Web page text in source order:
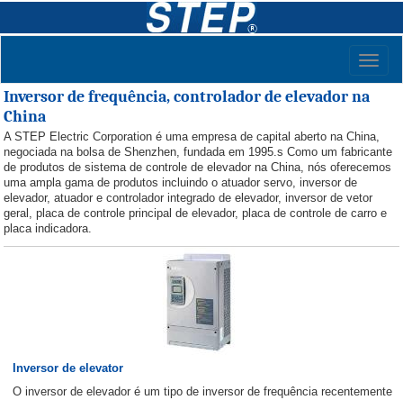
Inversor de frequência, controlador de elevador na
China
A STEP Electric Corporation é uma empresa de capital aberto na China,
negociada na bolsa de Shenzhen, fundada em 1995.s Como um fabricante
de produtos de sistema de controle de elevador na China, nós oferecemos
uma ampla gama de produtos incluindo o atuador servo, inversor de
elevador, atuador e controlador integrado de elevador, inversor de vetor
geral, placa de controle principal de elevador, placa de controle de carro e
placa indicadora.
Inversor de elevator
O inversor de elevador é um tipo de inversor de frequência recentemente